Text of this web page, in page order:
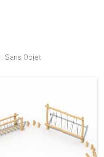
: Sans Objet